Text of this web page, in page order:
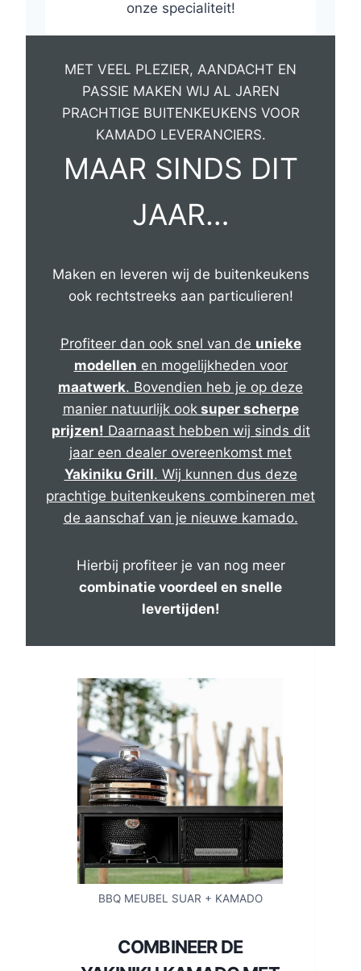
onze specialiteit!
MET VEEL PLEZIER, AANDACHT EN
PASSIE MAKEN WIJ AL JAREN
PRACHTIGE BUITENKEUKENS VOOR
KAMADO LEVERANCIERS.
MAAR SINDS DIT
JAAR…
Maken en leveren wij de buitenkeukens
ook rechtstreeks aan particulieren!
Profiteer dan ook snel van de unieke
modellen en mogelijkheden voor
maatwerk. Bovendien heb je op deze
manier natuurlijk ooksuper scherpe
prijzen! Daarnaast hebben wij sinds dit
jaar een dealer overeenkomst met
Yakiniku Grill. Wij kunnen dus deze
prachtige buitenkeukens combineren met
de aanschaf van je nieuwe kamado.
Hierbij profiteer je van nog meer
combinatie voordeel en snelle
levertijden!
BBQ MEUBEL SUAR + KAMADO
COMBINEER DE